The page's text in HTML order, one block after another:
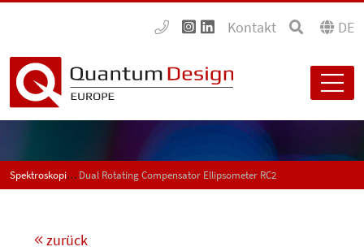
Kontakt DE
Spektroskopische Ellipsometer Dual Rotating Compensator Ellipsometer RC2
zurück